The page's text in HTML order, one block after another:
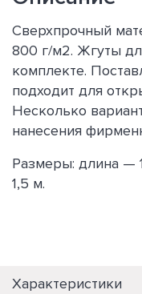
Сверхпрочный
800 г/м2. Жгуты
комплекте.
подходит для
Несколько
нанесения
Размеры: длина —
1,5 м.
Характеристики